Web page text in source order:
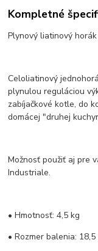
Kompletné
Plynový liatinový
Celoliatinový
plynulou reguláciou
zabíjačkové kotle, do
domácej "druhej
Možnosť použiť aj pre
Industriale.
• Hmotnosť: 4,5 kg
• Rozmer balenia: